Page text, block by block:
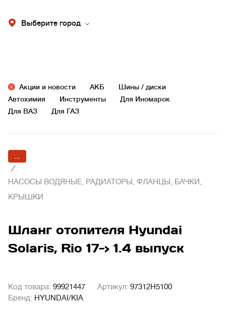
Выберите город
Акции и новости АКБ
Шины / диски
Автохимия
Инструменты
Для Иномарок
Для ВАЗ
Для ГАЗ
...
/
НАСОСЫ ВОДЯНЫЕ, РАДИАТОРЫ, ФЛАНЦЫ, БАЧКИ,
КРЫШКИ
Шланг отопителя Hyundai
Solaris, Rio 17-> 1.4 выпуск
Код товара: 99921447 Артикул: 97312H5100
Бренд: HYUNDAI/KIA